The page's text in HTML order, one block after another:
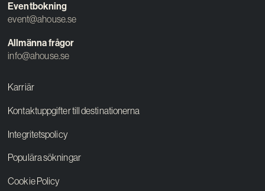
Eventbokning
event@ahouse.se
Allmänna frågor
info@ahouse.se
Karriär
Kontaktuppgifter till destinationerna
Integritetspolicy
Populära sökningar
Cookie Policy